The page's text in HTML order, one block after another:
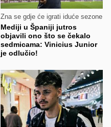
Zna se gdje će igrati iduće sezone
Mediji u Španiji jutros
objavili ono što se čekalo
sedmicama: Vinicius Junior
je odlučio!